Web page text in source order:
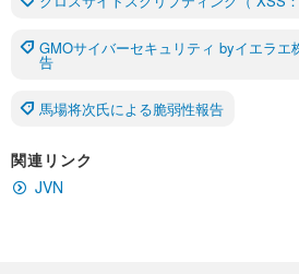
GMOサイバーセキュリティ byイエラエ
告
馬場将次氏による脆弱性報告
関連リンク
JVN